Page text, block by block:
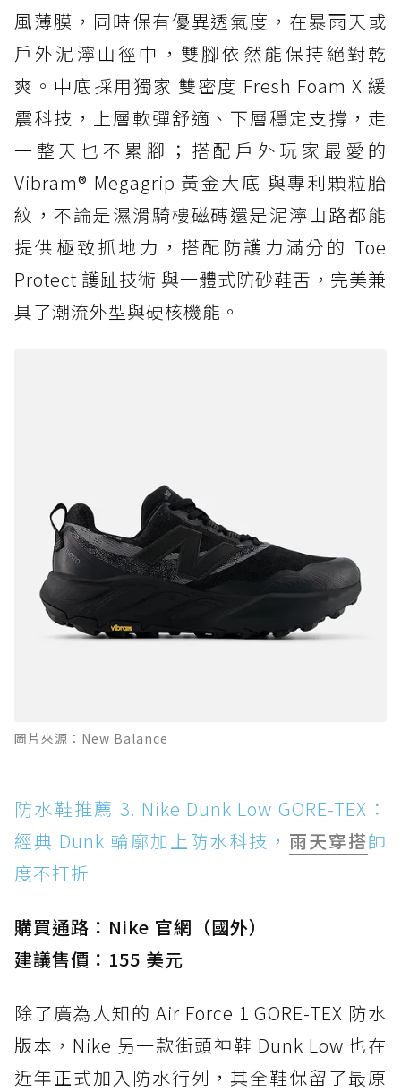
風薄膜，同時保有優異透氣度，在暴雨天或
戶外泥濘山徑中，雙腳依然能保持絕對乾
爽。中底採用獨家 雙密度 Fresh Foam X 緩
震科技，上層軟彈舒適、下層穩定支撐，走
一整天也不累腳；搭配戶外玩家最愛的
Vibram® Megagrip 黃金大底 與專利顆粒胎
紋，不論是濕滑騎樓磁磚還是泥濘山路都能
提供極致抓地力，搭配防護力滿分的 Toe
Protect 護趾技術 與一體式防砂鞋舌，完美兼
具了潮流外型與硬核機能。
圖片來源：New Balance
防水鞋推薦 3. Nike Dunk Low GORE-TEX：
經典 Dunk 輪廓加上防水科技， 雨天穿搭帥
度不打折
購買通路：Nike 官網（國外）
建議售價：155 美元
除了廣為人知的 Air Force 1 GORE-TEX 防水
版本，Nike 另一款街頭神鞋 Dunk Low 也在
近年正式加入防水行列，其全鞋保留了最原